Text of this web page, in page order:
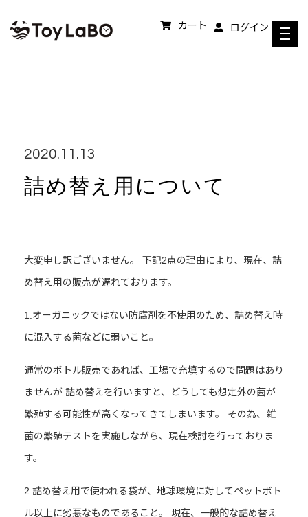
ログイン
カート
2020.11.13
詰め替え用について
大変申し訳ございません。 下記2点の理由により、現在、詰
め替え用の販売が遅れております。
1.オーガニックではない防腐剤を不使用のため、詰め替え時
に混入する菌などに弱いこと。
通常のボトル販売であれば、工場で充填するので問題はあり
ませんが 詰め替えを行いますと、どうしても想定外の菌が
繁殖する可能性が高くなってきてしまいます。 その為、雑
菌の繁殖テストを実施しながら、現在検討を行っておりま
す。
2.詰め替え用で使われる袋が、地球環境に対してペットボト
ル以上に劣悪なものであること。 現在、一般的な詰め替え